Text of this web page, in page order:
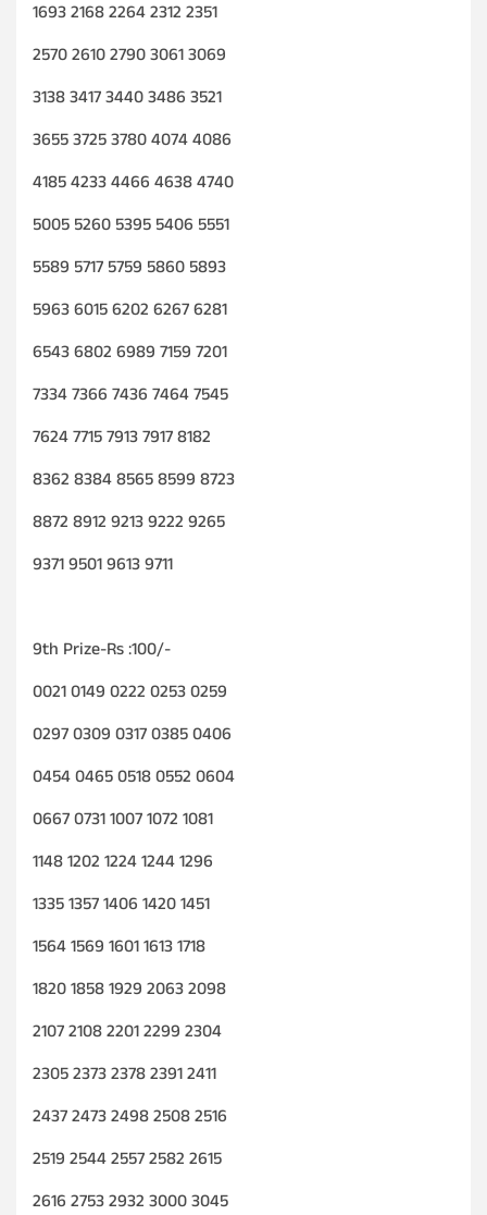
1693 2168 2264 2312 2351
2570 2610 2790 3061 3069
3138 3417 3440 3486 3521
3655 3725 3780 4074 4086
4185 4233 4466 4638 4740
5005 5260 5395 5406 5551
5589 5717 5759 5860 5893
5963 6015 6202 6267 6281
6543 6802 6989 7159 7201
7334 7366 7436 7464 7545
7624 7715 7913 7917 8182
8362 8384 8565 8599 8723
8872 8912 9213 9222 9265
9371 9501 9613 9711
9th Prize-Rs :100/-
0021 0149 0222 0253 0259
0297 0309 0317 0385 0406
0454 0465 0518 0552 0604
0667 0731 1007 1072 1081
1148 1202 1224 1244 1296
1335 1357 1406 1420 1451
1564 1569 1601 1613 1718
1820 1858 1929 2063 2098
2107 2108 2201 2299 2304
2305 2373 2378 2391 2411
2437 2473 2498 2508 2516
2519 2544 2557 2582 2615
2616 2753 2932 3000 3045